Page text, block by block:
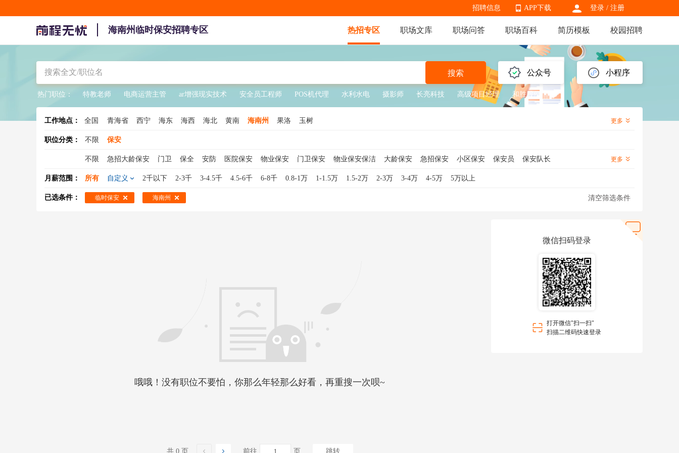
登录 / 注册
APP下载
APP下载
招聘信息
海南州临时保安招聘专区 热招专区 职场文库 职场问答 职场百科 简历模板 校园招聘
公众号 小程序
搜索
热门职位： 特教老师 电商运营主管 ar增强现实技术 安全员工程师 POS机代理 水利水电 摄影师 长亮科技 高级项目经理 和胜股份
工作地点： 全国 青海省 西宁 海东 海西 海北 黄南 海南州 果洛 玉树 更多
职位分类： 不限 保安
不限 急招大龄保安 门卫 保全 安防 医院保安 物业保安 门卫保安 物业保安保洁 大龄保安 急招保安 小区保安 保安员
保安队长
女保安
银行保安 临时工保安 学校保安 临时保安 工厂保安 校园保安 夜班保安 地铁保安 秩序维护员 幼儿园保安
更多
月薪范围： 所有 自定义 2千以下 2-3千 3-4.5千 4.5-6千 6-8千 0.8-1万 1-1.5万 1.5-2万 2-3万 3-4万 4-5万 5万以上
已选条件： 临时保安 海南州 清空筛选条件
哦哦！没有职位不要怕，你那么年轻那么好看，再重搜一次呗~
共 0 页 前往 页 跳转
微信扫码登录
打开微信"扫一扫"
扫描二维码快速登录